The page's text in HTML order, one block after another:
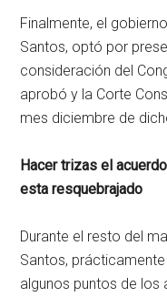
Finalmente, el
Santos, optó por
consideración del
aprobó y la Corte
mes diciembre de
Hacer trizas el
esta resquebrajado
Durante el resto del
Santos,
algunos puntos de